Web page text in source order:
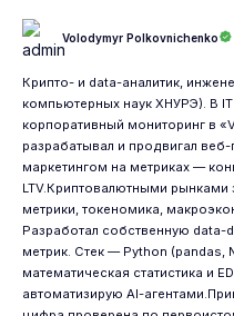
Volodymyr Polkovnichenko
Крипто- и data-аналитик,
компьютерных наук ХНУРЭ). В
корпоративный мониторинг в
разрабатывал и продвигал
маркетингом на метриках —
LTV.Криптовалютными
метрики, токеномика,
Разработал собственную data-
метрик. Стек — Python (pandas,
математическая статистика и
автоматизирую AI-